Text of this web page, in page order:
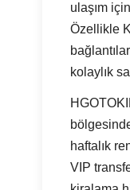
ulaşım
Özellikle
kolaylık
haftalık
VIP